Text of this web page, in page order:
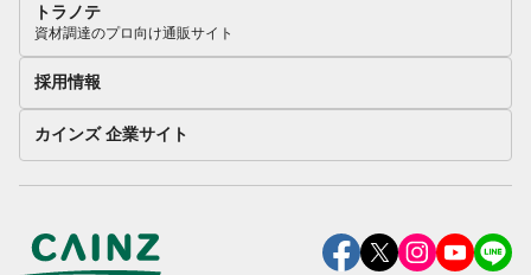
トラノテ
資材調達のプロ向け通販サイト
採用情報
カインズ 企業サイト